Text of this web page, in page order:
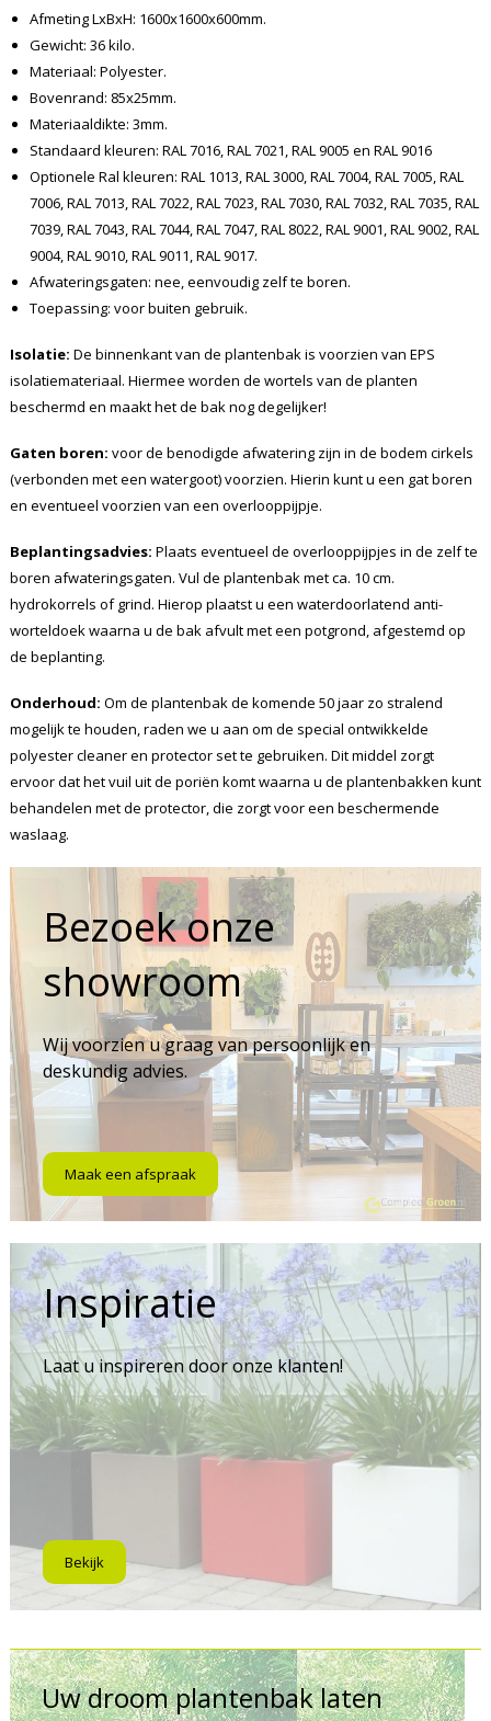
Afmeting LxBxH: 1600x1600x600mm.
Gewicht: 36 kilo.
Materiaal: Polyester.
Bovenrand: 85x25mm.
Materiaaldikte: 3mm.
Standaard kleuren: RAL 7016, RAL 7021, RAL 9005 en RAL 9016
Optionele Ral kleuren: RAL 1013, RAL 3000, RAL 7004, RAL 7005, RAL
7006, RAL 7013, RAL 7022, RAL 7023, RAL 7030, RAL 7032, RAL 7035, RAL
7039, RAL 7043, RAL 7044, RAL 7047, RAL 8022, RAL 9001, RAL 9002, RAL
9004, RAL 9010, RAL 9011, RAL 9017.
Afwateringsgaten: nee, eenvoudig zelf te boren.
Toepassing: voor buiten gebruik.
Isolatie: De binnenkant van de plantenbak is voorzien van EPS
isolatiemateriaal. Hiermee worden de wortels van de planten
beschermd en maakt het de bak nog degelijker!
Gaten boren: voor de benodigde afwatering zijn in de bodem cirkels
(verbonden met een watergoot) voorzien. Hierin kunt u een gat boren
en eventueel voorzien van een overlooppijpje.
Beplantingsadvies: Plaats eventueel de overlooppijpjes in de zelf te
boren afwateringsgaten. Vul de plantenbak met ca. 10 cm.
hydrokorrels of grind. Hierop plaatst u een waterdoorlatend anti-
worteldoek waarna u de bak afvult met een potgrond, afgestemd op
de beplanting.
Onderhoud: Om de plantenbak de komende 50 jaar zo stralend
mogelijk te houden, raden we u aan om de special ontwikkelde
polyester cleaner en protector set te gebruiken. Dit middel zorgt
ervoor dat het vuil uit de poriën komt waarna u de plantenbakken kunt
behandelen met de protector, die zorgt voor een beschermende
waslaag.
Bezoek onze
showroom
Wij voorzien u graag van persoonlijk en
deskundig advies.
Maak een afspraak
Inspiratie
Laat u inspireren door onze klanten!
Bekijk
Uw droom plantenbak laten